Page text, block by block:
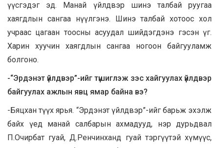
үүсгэдэг эд. Манай үйлдвэр шинэ талбай руугаа
хаягдлын сангаа нүүлгэнэ. Шинэ талбай хотоос хол
учраас цагаан тоосны асуудал шийдэгдэнэ гэсэн үг.
Харин хуучин хаягдлын сангаа ногоон байгууламж
болгоно.
-“Эрдэнэт үйлдвэр”-ийг түшиглэж зэс хайгуулах үйлдвэр
байгуулах ажлын явц ямар байна вэ?
-Бяцхан түүх ярья. “Эрдэнэт үйлдвэр”-ийг барьж эхэлж
байх үед манай салбарын ахмадууд, нэр дурьдвал
П.Очирбат гуай, Д.Ренчинханд гуай тэргүүтэй хүмүүс,